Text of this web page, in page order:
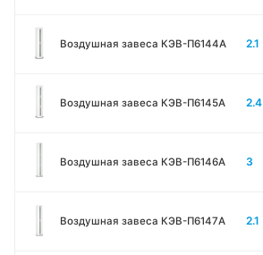
Воздушная завеса КЭВ-П6144A 2.1
Воздушная завеса КЭВ-П6145A 2.4
Воздушная завеса КЭВ-П6146A 3
Воздушная завеса КЭВ-П6147A 2.1